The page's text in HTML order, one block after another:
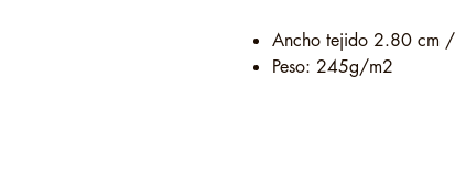
Ancho tejido 2.80
Peso: 245g/m2